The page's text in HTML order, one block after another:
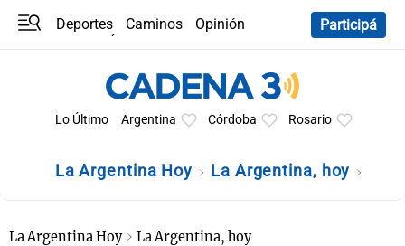
Deportes Caminos
Opinión
Participá
Lo Último Argentina Córdoba Rosario
La Argentina Hoy La Argentina, hoy
La Argentina Hoy La Argentina, hoy